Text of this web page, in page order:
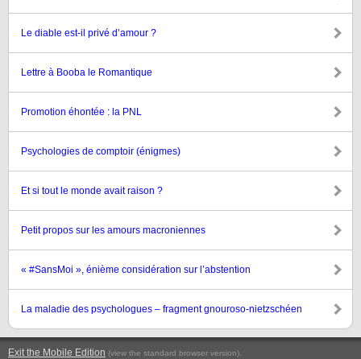
Le diable est-il privé d’amour ?
Lettre à Booba le Romantique
Promotion éhontée : la PNL
Psychologies de comptoir (énigmes)
Et si tout le monde avait raison ?
Petit propos sur les amours macroniennes
« #SansMoi », énième considération sur l’abstention
La maladie des psychologues – fragment gnouroso-nietzschéen
Exit the Mobile Edition (view the standard browser version).